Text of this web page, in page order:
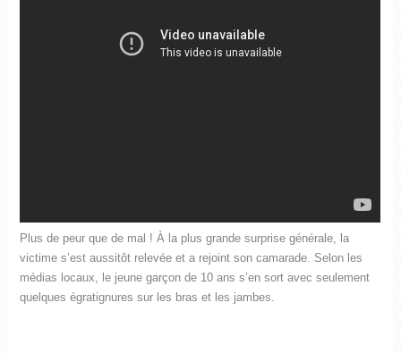
Plus de peur que de mal ! À la plus grande surprise générale, la
victime s’est aussitôt relevée et a rejoint son camarade. Selon les
médias locaux, le jeune garçon de 10 ans s’en sort avec seulement
quelques égratignures sur les bras et les jambes.